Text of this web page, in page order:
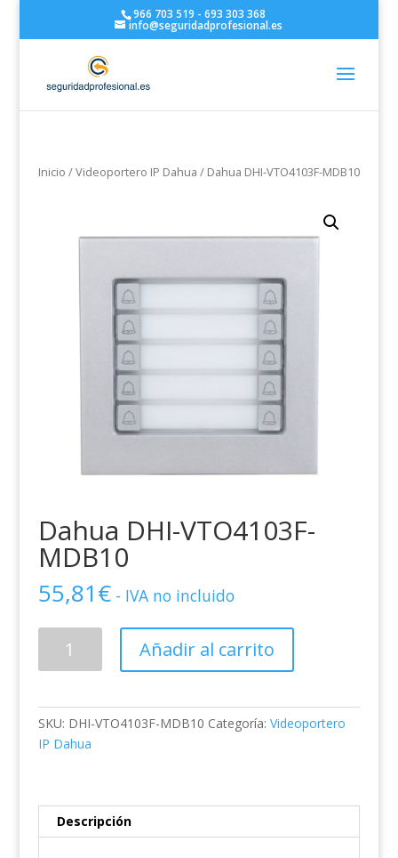
966 703 519 - 693 303 368
info@seguridadprofesional.es
Inicio /Videoportero IP Dahua / Dahua DHI-VTO4103F-MDB10
Dahua DHI-VTO4103F-
MDB10
55,81€ - IVA no incluido
cantidad
Añadir al carrito
SKU: DHI-VTO4103F-MDB10 Categoría: Videoportero
IP Dahua
Descripción